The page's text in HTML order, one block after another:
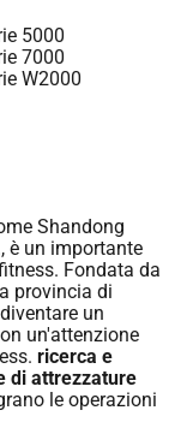
5000
7000
W2000
Shandong
è un importante
Fondata da
provincia di
un
un'attenzione
ricerca e
di attrezzature
le operazioni